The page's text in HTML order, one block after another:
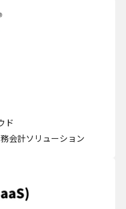
ド
会計ソリューション